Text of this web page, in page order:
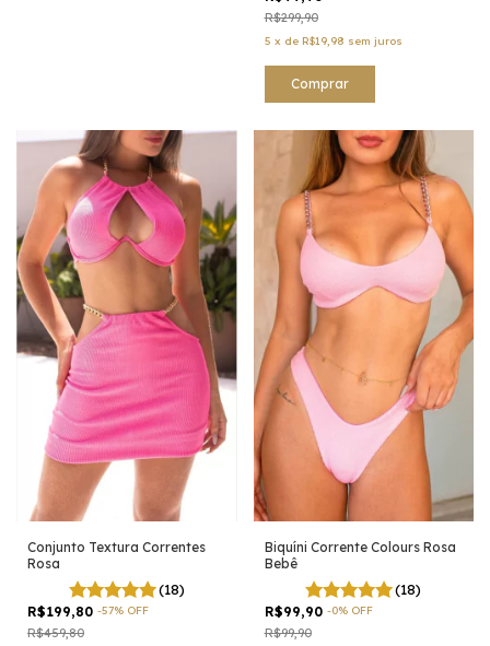
R$299,90
5 x de R$19,98 sem juros
Comprar
Conjunto Textura Correntes
Rosa
(18)
R$199,80 -57% OFF
R$459,80
Biquíni Corrente Colours Rosa
Bebê
(18)
R$99,90 -0% OFF
R$99,90